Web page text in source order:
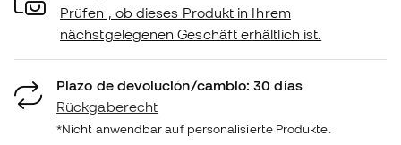
Prüfen , ob dieses Produkt in Ihrem
nächstgelegenen Geschäft erhältlich ist.
Plazo de devolución/cambio: 30 días
Rückgaberecht
*Nicht anwendbar auf personalisierte Produkte.